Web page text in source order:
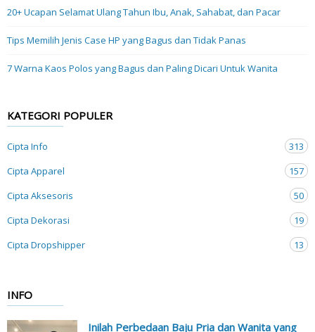
20+ Ucapan Selamat Ulang Tahun Ibu, Anak, Sahabat, dan Pacar
Tips Memilih Jenis Case HP yang Bagus dan Tidak Panas
7 Warna Kaos Polos yang Bagus dan Paling Dicari Untuk Wanita
KATEGORI POPULER
Cipta Info
313
Cipta Apparel
157
Cipta Aksesoris
50
Cipta Dekorasi
19
Cipta Dropshipper
13
INFO
Inilah Perbedaan Baju Pria dan Wanita yang